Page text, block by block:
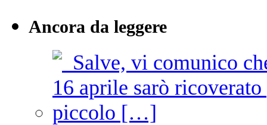
Ancora da leggere